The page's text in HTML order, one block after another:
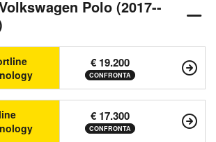
Polo (2017--
€ 19.200
CONFRONTA
€ 17.300
CONFRONTA